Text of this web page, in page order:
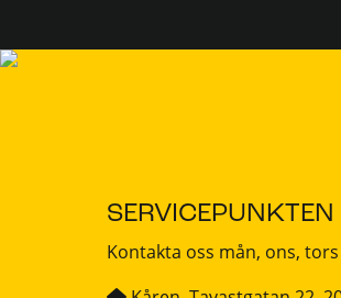
Kontakta oss mån, ons, tors